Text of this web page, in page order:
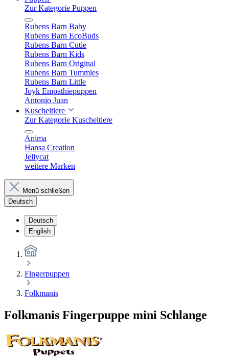
Zur Kategorie Puppen
Rubens Barn Baby
Rubens Barn EcoBuds
Rubens Barn Cutie
Rubens Barn Kids
Rubens Barn Original
Rubens Barn Tummies
Rubens Barn Little
Joyk Empathiepuppen
Antonio Juan
Kuscheltiere
Zur Kategorie Kuscheltiere
Anima
Hansa Creation
Jellycat
weitere Marken
Menü schließen
Deutsch
Deutsch
English
Fingerpuppen
Folkmanis
Folkmanis Fingerpuppe mini Schlange